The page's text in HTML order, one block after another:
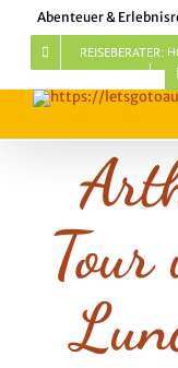
content
Abenteuer &
REISEBERATER: